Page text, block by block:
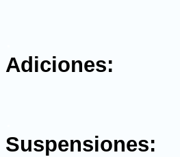
Adiciones:
Suspensiones: